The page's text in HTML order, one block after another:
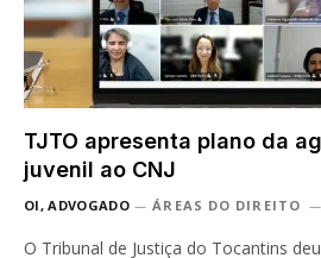
TJTO apresenta plano da
juvenil ao CNJ
OI, ADVOGADO ÁREAS DO DIREITO
O Tribunal de Justiça do Tocantins